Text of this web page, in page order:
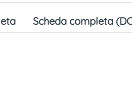
Scheda completa